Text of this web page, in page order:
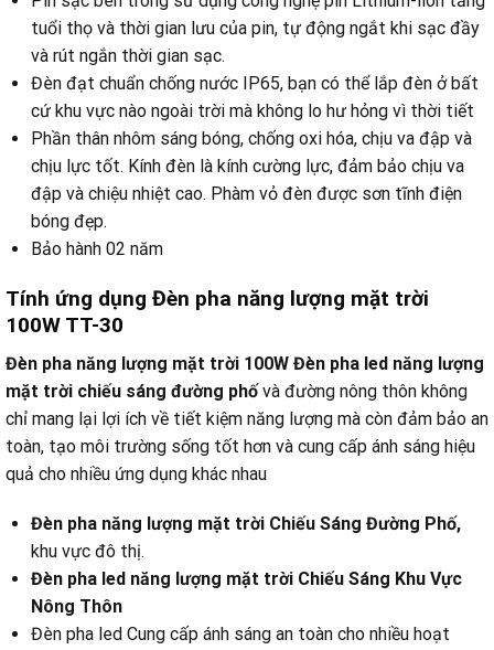
tuổi thọ và thời gian lưu của pin, tự động ngắt khi sạc đầy
và rút ngắn thời gian sạc.
Đèn đạt chuẩn chống nước IP65, bạn có thể lắp đèn ở bất
cứ khu vực nào ngoài trời mà không lo hư hỏng vì thời tiết
Phần thân nhôm sáng bóng, chống oxi hóa, chịu va đập và
chịu lực tốt. Kính đèn là kính cường lực, đảm bảo chịu va
đập và chiệu nhiệt cao. Phàm vỏ đèn được sơn tĩnh điện
bóng đẹp.
Bảo hành 02 năm
Tính ứng dụng Đèn pha năng lượng mặt trời
100W TT-30
Đèn pha năng lượng mặt trời 100W Đèn pha led năng lượng
mặt trời chiếu sáng đường phốvà đường nông thôn không
chỉ mang lại lợi ích về tiết kiệm năng lượng mà còn đảm bảo an
toàn, tạo môi trường sống tốt hơn và cung cấp ánh sáng hiệu
quả cho nhiều ứng dụng khác nhau
Đèn pha năng lượng mặt trời Chiếu Sáng Đường Phố,
khu vực đô thị.
Đèn pha led năng lượng mặt trời Chiếu Sáng Khu Vực
Nông Thôn
Đèn pha led Cung cấp ánh sáng an toàn cho nhiều hoạt